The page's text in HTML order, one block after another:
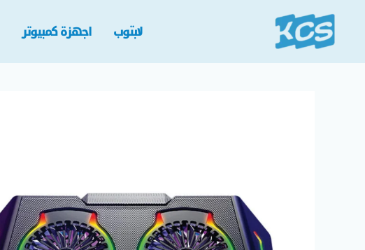
تخطي
المحتوى
لابتوب اجهزة كمبيوتر